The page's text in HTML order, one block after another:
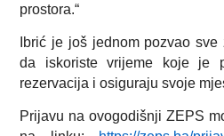
prostora.“
Ibrić je još jednom pozvao
da iskoriste vrijeme koje je
rezervacija i osiguraju svoje
Prijavu na ovogodišnji ZEPS